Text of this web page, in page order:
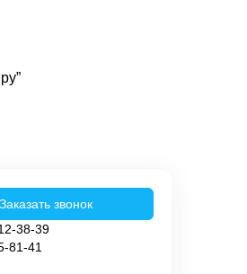
81-41
38-39
Заказать звонок